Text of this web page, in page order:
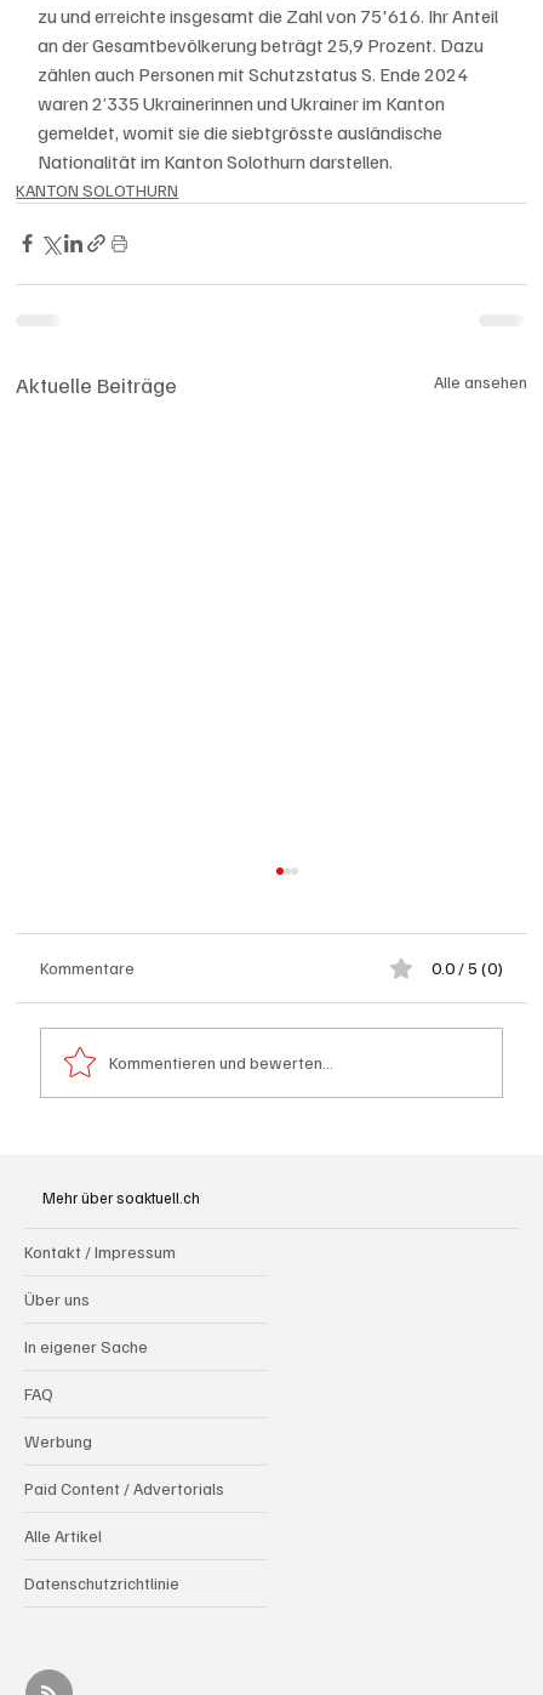
zu und erreichte insgesamt die Zahl von 75'616. Ihr Anteil
an der Gesamtbevölkerung beträgt 25,9 Prozent. Dazu
zählen auch Personen mit Schutzstatus S. Ende 2024
waren 2’335 Ukrainerinnen und Ukrainer im Kanton
gemeldet, womit sie die siebtgrösste ausländische
Nationalität im Kanton Solothurn darstellen.
KANTON SOLOTHURN
Aktuelle Beiträge Alle ansehen
Kommentare 0.0 / 5 (0)
Kommentieren und bewerten...
Mehr über soaktuell.ch
Kontakt / Impressum
Über uns
In eigener Sache
FAQ
Werbung
Paid Content / Advertorials
Alle Artikel
Datenschutzrichtlinie